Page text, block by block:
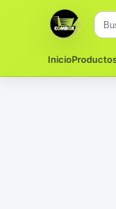
Inicio